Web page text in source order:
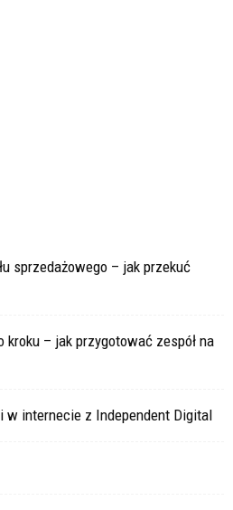
sprzedażowego – jak przekuć
kroku – jak przygotować zespół na
w internecie z Independent Digital